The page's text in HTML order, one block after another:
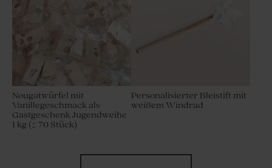
Nougatwürfel mit
Vanillegeschmack als
Gastgeschenk Jugendweihe
1 kg (± 70 Stück)
Personalisierter Bleistift mit
weißem Windrad